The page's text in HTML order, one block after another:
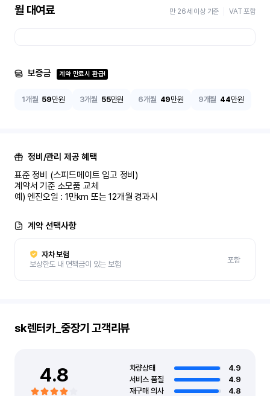
월 대여료 만 26세 이상 기준 VAT 포함
보증금 계약 만료시 환급!
1개월 59만원 3개월 55만원 6개월 49만원 9개월 44만원
정비/관리 제공 혜택
표준 정비 (스피드메이트 입고 정비)
계약서 기준 소모품 교체
예) 엔진오일 : 1만km 또는 12개월 경과시
계약 선택사항
자차 보험
보상한도 내 면책금이 있는 보험
포함
sk렌터카_중장기 고객리뷰
4.8 차량상태
4.9
서비스 품질
4.9
재구매 의사
4.8